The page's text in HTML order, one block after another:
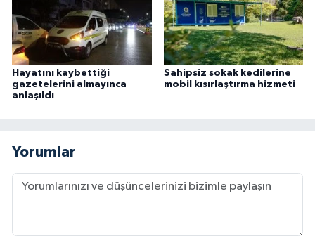
Hayatını kaybettiği
gazetelerini almayınca
anlaşıldı
Sahipsiz sokak kedilerine
mobil kısırlaştırma hizmeti
Yorumlar